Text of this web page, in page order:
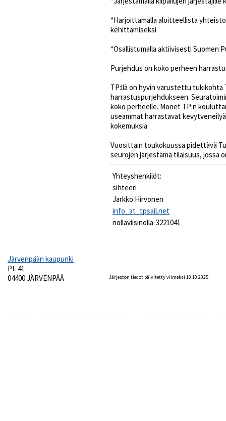
*Harjoittamalla aloitteellista
kehittämiseksi
*Osallistumalla aktiivisesti Suomen
Purjehdus on koko perheen
TP:llä on hyvin varustettu tukikohta
harrastuspurjehdukseen.
koko perheelle. Monet TP:n
useammat harrastavat
kokemuksia
Vuosittain toukokuussa pidettävä
seurojen järjestämä tilaisuus, jossa
Yhteyshenkilöt:
sihteeri
Jarkko Hirvonen
info_at_tpsail.net
nollaviisinolla-3221041
Järjestön tiedot päivitetty viimeksi 10.10.2025
Järvenpään kaupunki
PL 41
04400 JÄRVENPÄÄ